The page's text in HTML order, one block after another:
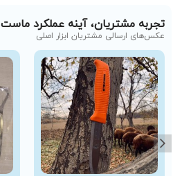
تجربه مشتریان، آینه عملکرد ماست
عکس‌های ارسالی مشتریان ابزار اصلی